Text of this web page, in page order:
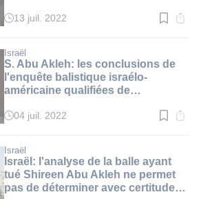
Temps
:
2
min.
13 juil. 2022
Israël
S. Abu Akleh: les conclusions de
l'enquête balistique israélo-
américaine qualifiées de
Abbas
Temps
:
4
min.
04 juil. 2022
Israël
Israël: l'analyse de la balle ayant
tué Shireen Abu Akleh ne permet
pas de déterminer avec certitude